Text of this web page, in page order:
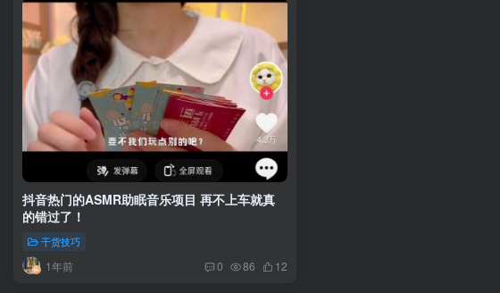
抖音热门的ASMR助眠音乐项目 再不上车就真
的错过了！
干货技巧
1年前 0 86 12